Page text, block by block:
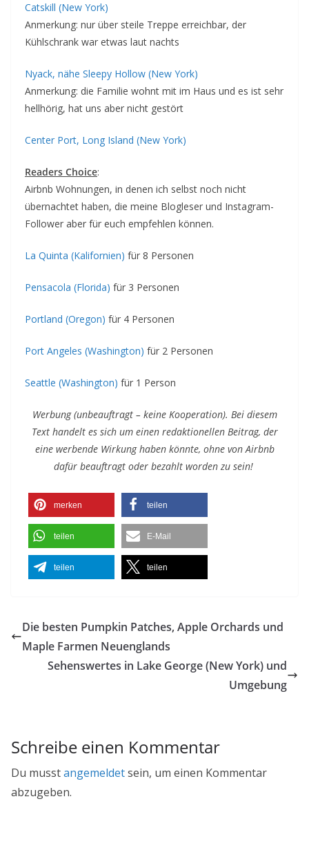
Catskill (New York)
Anmerkung: nur über steile Treppe erreichbar, der
Kühlschrank war etwas laut nachts
Nyack, nähe Sleepy Hollow (New York)
Anmerkung: die Familie wohnt mit im Haus und es ist sehr
hellhörig, hat uns aber nicht gestört
Center Port, Long Island (New York)
Readers Choice:
Airbnb Wohnungen, in denen ich selbst noch nicht
übernachtet haben, die meine Blogleser und Instagram-
Follower aber für euch empfehlen können.
La Quinta (Kalifornien) für 8 Personen
Pensacola (Florida) für 3 Personen
Portland (Oregon) für 4 Personen
Port Angeles (Washington) für 2 Personen
Seattle (Washington) für 1 Person
Werbung (unbeauftragt – keine Kooperation). Bei diesem
Text handelt es sich um einen redaktionellen Beitrag, der
eine werbende Wirkung haben könnte, ohne von Airbnb
dafür beauftragt oder bezahlt worden zu sein!
merken teilen
teilen E-Mail
teilen teilen
Die besten Pumpkin Patches, Apple Orchards und
Maple Farmen Neuenglands
Sehenswertes in Lake George (New York) und
Umgebung
Schreibe einen Kommentar
Du musstangemeldetsein, um einen Kommentar
abzugeben.